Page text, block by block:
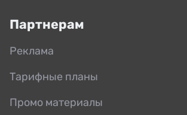
Партнерам
Реклама
Тарифные планы
Промо материалы